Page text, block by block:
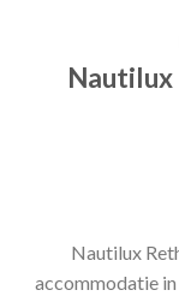
Nautilux
Nautilux
accommodatie